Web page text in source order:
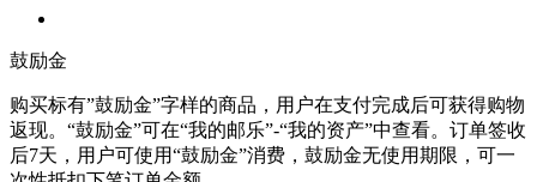
鼓励金
购买标有”鼓励金”字样的商品，用户在支付完成后可获得购物
返现。“鼓励金”可在“我的邮乐”-“我的资产”中查看。订单签收
后7天，用户可使用“鼓励金”消费，鼓励金无使用期限，可一